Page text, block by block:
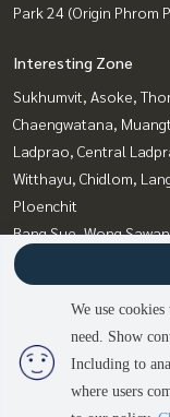
Park 24 (Origin Phrom
Interesting Zone
Sukhumvit, Asoke,
Chaengwatana,
Ladprao, Central
Witthayu, Chidlom,
Ploenchit
Bang Sue, Wong
Pun
Bangna, Bearing,
Rattanathibet,
Rama9, Petchburi, RCA
We use
need. Show
Including to
where users